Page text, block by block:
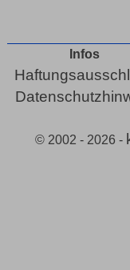
Infos
© 2002 - 2026 -